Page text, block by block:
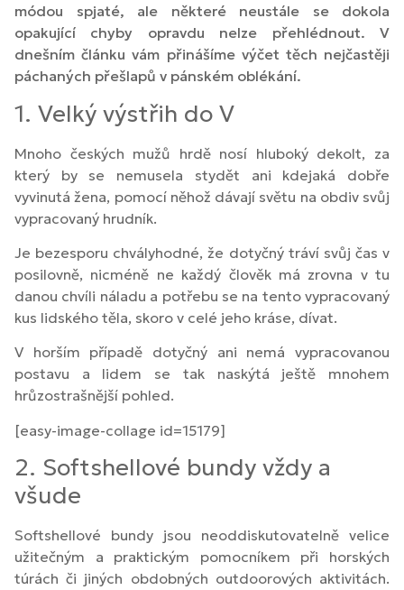
módou spjaté, ale některé neustále se dokola
opakující chyby opravdu nelze přehlédnout. V
dnešním článku vám přinášíme výčet těch nejčastěji
páchaných přešlapů v pánském oblékání.
1. Velký výstřih do V
Mnoho českých mužů hrdě nosí hluboký dekolt, za
který by se nemusela stydět ani kdejaká dobře
vyvinutá žena, pomocí něhož dávají světu na obdiv svůj
vypracovaný hrudník.
Je bezesporu chvályhodné, že dotyčný tráví svůj čas v
posilovně, nicméně ne každý člověk má zrovna v tu
danou chvíli náladu a potřebu se na tento vypracovaný
kus lidského těla, skoro v celé jeho kráse, dívat.
V horším případě dotyčný ani nemá vypracovanou
postavu a lidem se tak naskýtá ještě mnohem
hrůzostrašnější pohled.
[easy-image-collage id=15179]
2. Softshellové bundy vždy a
všude
Softshellové bundy jsou neoddiskutovatelně velice
užitečným a praktickým pomocníkem při horských
túrách či jiných obdobných outdoorových aktivitách.